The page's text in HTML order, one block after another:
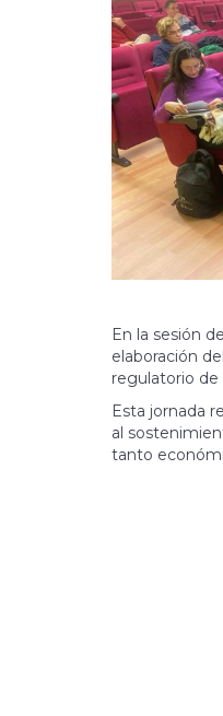
En la sesión
elaboración
regulatorio de
Esta jornada
al
tanto